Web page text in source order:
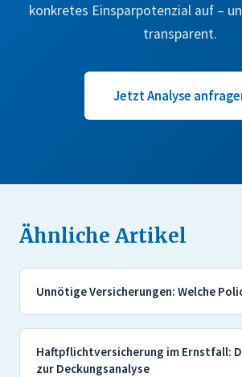
konkretes Einsparpotenzial auf –
transparent.
Jetzt Analyse
Ähnliche Artikel
Unnötige Versicherungen: Welche
Haftpflichtversicherung im Ernstfall:
zur Deckungsanalyse